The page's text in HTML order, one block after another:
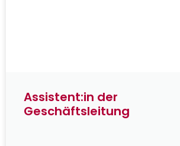
Assistent:in der
Geschäftsleitung